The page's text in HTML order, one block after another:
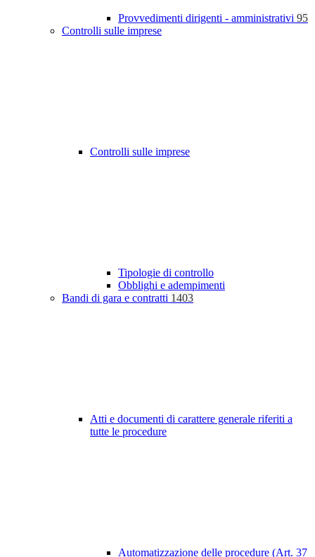
Provvedimenti dirigenti - amministrativi 95
Controlli sulle imprese
Controlli sulle imprese
Tipologie di controllo
Obblighi e adempimenti
Bandi di gara e contratti 1403
Atti e documenti di carattere generale riferiti a
tutte le procedure
Automatizzazione delle procedure (Art. 37